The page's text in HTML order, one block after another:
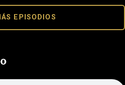
EPISODIOS